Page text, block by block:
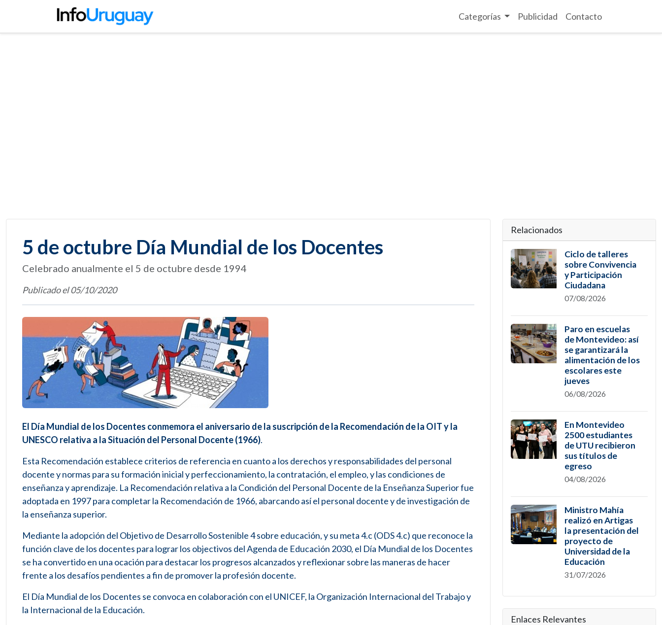
Categorías Publicidad Contacto
5 de octubre Día Mundial de los Docentes
Celebrado anualmente el 5 de octubre desde 1994
Publicado el 05/10/2020
El Día Mundial de los Docentes conmemora el aniversario de la suscripción de la Recomendación de la OIT y la
UNESCO relativa a la Situación del Personal Docente (1966).
Esta Recomendación establece criterios de referencia en cuanto a los derechos y responsabilidades del personal
docente y normas para su formación inicial y perfeccionamiento, la contratación, el empleo, y las condiciones de
enseñanza y aprendizaje. La Recomendación relativa a la Condición del Personal Docente de la Enseñanza Superior fue
adoptada en 1997 para completar la Recomendación de 1966, abarcando así el personal docente y de investigación de
la enseñanza superior.
Mediante la adopción del Objetivo de Desarrollo Sostenible 4 sobre educación, y su meta 4.c (ODS 4.c) que reconoce la
función clave de los docentes para lograr los objectivos del Agenda de Educación 2030, el Día Mundial de los Docentes
se ha convertido en una ocación para destacar los progresos alcanzados y reflexionar sobre las maneras de hacer
frente a los desafíos pendientes a fin de promover la profesión docente.
El Día Mundial de los Docentes se convoca en colaboración con el UNICEF, la Organización Internacional del Trabajo y
la Internacional de la Educación.
Relacionados
Ciclo de talleres
sobre Convivencia
y Participación
Ciudadana
07/08/2026
Paro en escuelas
de Montevideo: así
se garantizará la
alimentación de los
escolares este
jueves
06/08/2026
En Montevideo
2500 estudiantes
de UTU recibieron
sus títulos de
egreso
04/08/2026
Ministro Mahía
realizó en Artigas
la presentación del
proyecto de
Universidad de la
Educación
31/07/2026
Enlaces Relevantes